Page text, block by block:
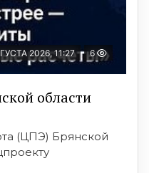
2026, 11:27 6
области
(ЦПЭ) Брянской